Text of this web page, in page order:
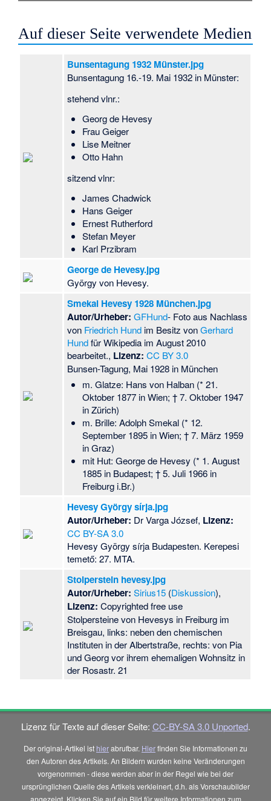
Auf dieser Seite verwendete Medien
Bunsentagung 1932 Münster.jpg
Bunsentagung 16.-19. Mai 1932 in Münster:
stehend vlnr.:
Georg de Hevesy
Frau Geiger
Lise Meitner
Otto Hahn
sitzend vlnr:
James Chadwick
Hans Geiger
Ernest Rutherford
Stefan Meyer
Karl Przibram
George de Hevesy.jpg
György von Hevesy.
Smekal Hevesy 1928 München.jpg
Autor/Urheber: GFHund- Foto aus Nachlass
von Friedrich Hund im Besitz vonGerhard
Hundfür Wikipedia im August 2010
bearbeitet., Lizenz: CC BY 3.0
Bunsen-Tagung, Mai 1928 in München
m. Glatze: Hans von Halban (* 21.
Oktober 1877 in Wien; † 7. Oktober 1947
in Zürich)
m. Brille: Adolph Smekal (* 12.
September 1895 in Wien; † 7. März 1959
in Graz)
mit Hut: George de Hevesy (* 1. August
1885 in Budapest; † 5. Juli 1966 in
Freiburg i.Br.)
Hevesy György sírja.jpg
Autor/Urheber: Dr Varga József, Lizenz:
CC BY-SA 3.0
Hevesy György sírja Budapesten. Kerepesi
temető: 27. MTA.
Stolperstein hevesy.jpg
Autor/Urheber: Sirius15 (Diskussion),
Lizenz: Copyrighted free use
Stolpersteine von Hevesys in Freiburg im
Breisgau, links: neben den chemischen
Instituten in der Albertstraße, rechts: von Pia
und Georg vor ihrem ehemaligen Wohnsitz in
der Rosastr. 21
Lizenz für Texte auf dieser Seite: CC-BY-SA 3.0 Unported.
Der original-Artikel ist hierabrufbar. Hierfinden Sie Informationen zu
den Autoren des Artikels. An Bildern wurden keine Veränderungen
vorgenommen - diese werden aber in der Regel wie bei der
ursprünglichen Quelle des Artikels verkleinert, d.h. als Vorschaubilder